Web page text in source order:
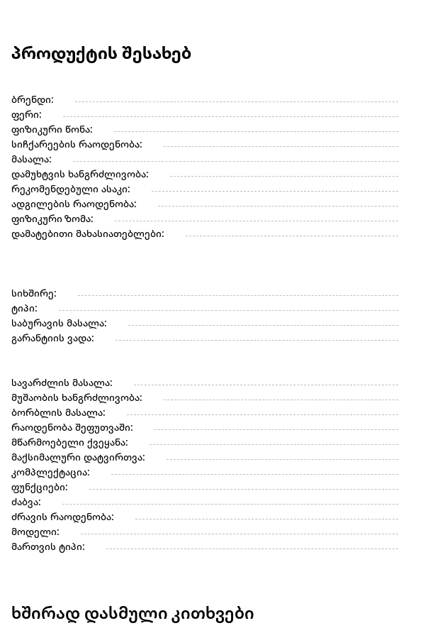
პროდუქტის შესახებ
ბრენდი:
ფერი:
ფიზიკური წონა:
სიჩქარეების რაოდენობა:
მასალა:
დამუხტვის ხანგრძლივობა:
რეკომენდებული ასაკი:
ადგილების რაოდენობა:
ფიზიკური ზომა:
დამატებითი მახასიათებლები:
სიხშირე:
ტიპი:
საბურავის მასალა:
გარანტიის ვადა:
სავარძლის მასალა:
მუშაობის ხანგრძლივობა:
ბორბლის მასალა:
რაოდენობა შეფუთვაში:
მწარმოებელი ქვეყანა:
მაქსიმალური დატვირთვა:
კომპლექტაცია:
ფუნქციები:
ძაბვა:
ძრავის რაოდენობა:
მოდელი:
მართვის ტიპი:
ხშირად დასმული კითხვები